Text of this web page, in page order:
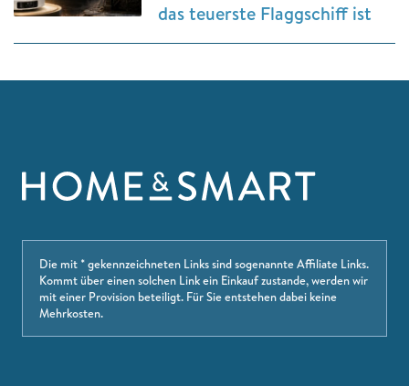
das teuerste Flaggschiff ist
Die mit * gekennzeichneten Links sind sogenannte Affiliate Links.
Kommt über einen solchen Link ein Einkauf zustande, werden wir
mit einer Provision beteiligt. Für Sie entstehen dabei keine
Mehrkosten.